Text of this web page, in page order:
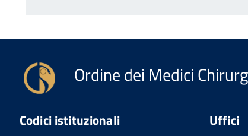
Ordine dei Medici
Codici istituzionali Uffici